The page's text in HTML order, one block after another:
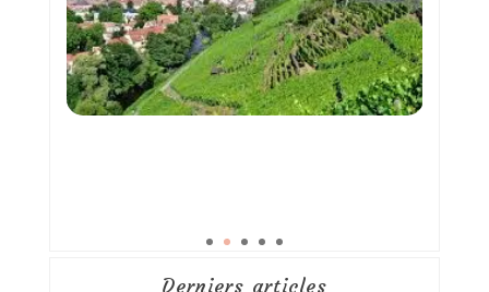
Derniers articles